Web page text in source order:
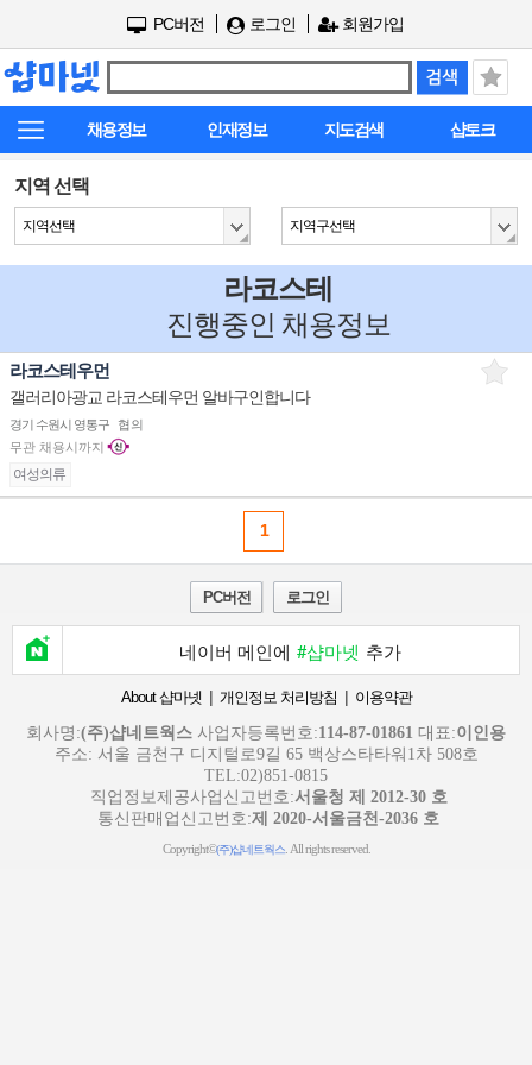
PC버전 로그인 회원가입
채용정보 인재정보 지도검색 샵토크
지역 선택
지역선택 지역구선택
라코스테
진행중인 채용정보
라코스테우먼
갤러리아광교 라코스테우먼 알바구인합니다
경기 수원시 영통구
협의
무관 채용시까지
여성의류
1
PC버전 로그인
네이버 메인에 #샵마넷 추가
About 샵마넷 | 개인정보 처리방침 | 이용약관
회사명:(주)샵네트웍스 사업자등록번호:114-87-01861 대표:이인용
주소: 서울 금천구 디지털로9길 65 백상스타타워1차 508호
TEL:02)851-0815
직업정보제공사업신고번호:서울청 제 2012-30 호
통신판매업신고번호:제 2020-서울금천-2036 호
Copyright©(주)샵네트웍스. All rights reserved.